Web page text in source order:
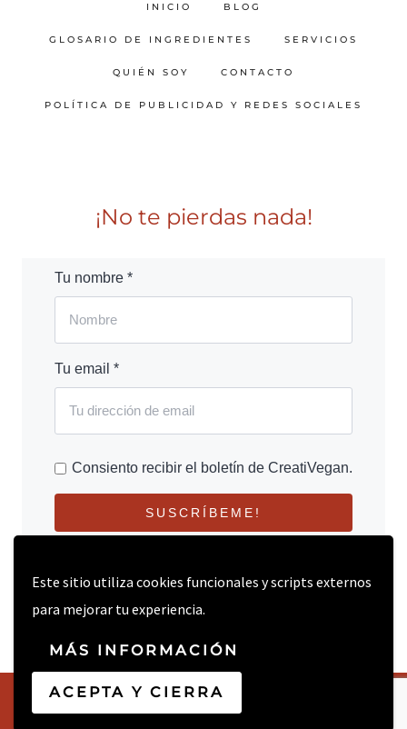
Este sitio utiliza cookies funcionales y scripts externos
para mejorar tu experiencia.
MÁS INFORMACIÓN
ACEPTA Y CIERRA
INICIO BLOG
GLOSARIO DE INGREDIENTES SERVICIOS
QUIÉN SOY CONTACTO
POLÍTICA DE PUBLICIDAD Y REDES SOCIALES
¡No te pierdas nada!
Tu nombre *
Tu email *
Consiento recibir el boletín de CreatiVegan.
SUSCRÍBEME!
© 2026 CREATIVEGAN.NET